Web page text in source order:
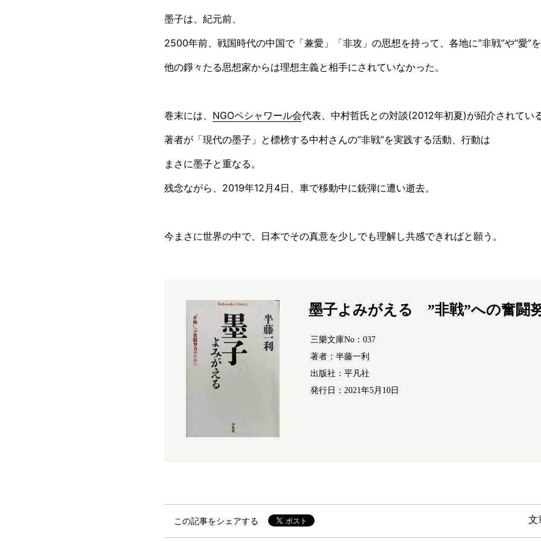
墨子は、紀元前、
2500年前、戦国時代の中国で「兼愛」「非攻」の思想を持って、各地に”非戦”や”愛”を
他の錚々たる思想家からは理想主義と相手にされていなかった。
巻末には、 NGOペシャワール会代表、中村哲氏との対談(2012年初夏)が紹介されている
著者が「現代の墨子」と標榜する中村さんの”非戦”を実践する活動、行動は
まさに墨子と重なる。
残念ながら、2019年12月4日、車で移動中に銃弾に遭い逝去。
今まさに世界の中で、日本でその真意を少しでも理解し共感できればと願う。
墨子よみがえる ”非戦”への奮闘
三樂文庫No：037
著者：半藤一利
出版社：平凡社
発行日：2021年5月10日
この記事をシェアする 文